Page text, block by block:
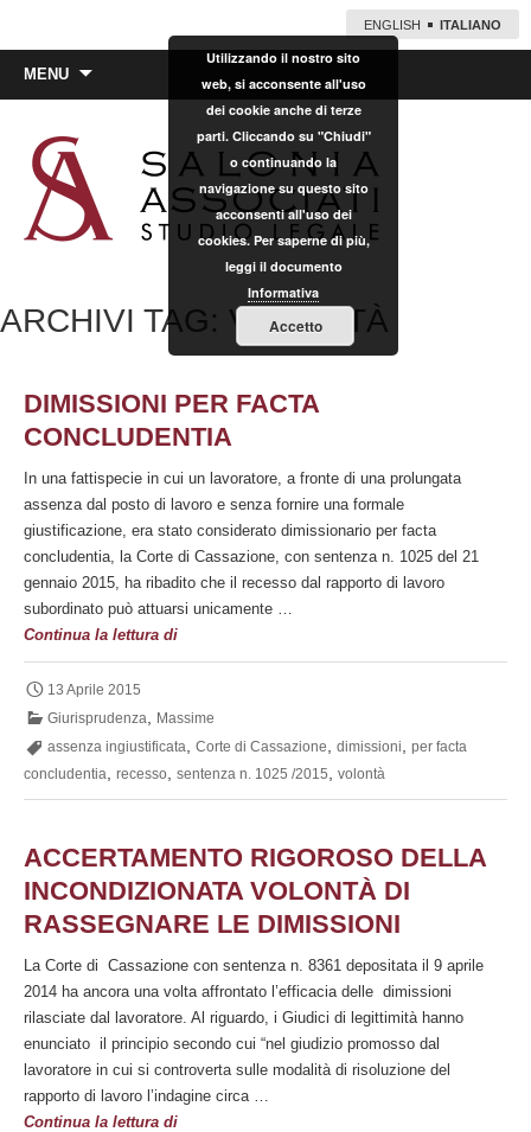
ENGLISH ITALIANO
MENU
ARCHIVI TAG: VOLONTÀ
DIMISSIONI PER FACTA
CONCLUDENTIA
In una fattispecie in cui un lavoratore, a fronte di una prolungata
assenza dal posto di lavoro e senza fornire una formale
giustificazione, era stato considerato dimissionario per facta
concludentia, la Corte di Cassazione, con sentenza n. 1025 del 21
gennaio 2015, ha ribadito che il recesso dal rapporto di lavoro
subordinato può attuarsi unicamente …
Continua la lettura diDimissioni
per
concludentia
13 Aprile 2015
Giurisprudenza
Massime
assenza ingiustificata Corte di Cassazione dimissioni
per facta
concludentia recesso sentenza n. 1025 /2015 volontà
ACCERTAMENTO RIGOROSO DELLA
INCONDIZIONATA VOLONTÀ DI
RASSEGNARE LE DIMISSIONI
La Corte di Cassazione con sentenza n. 8361 depositata il 9 aprile
2014 ha ancora una volta affrontato l’efficacia delle dimissioni
rilasciate dal lavoratore. Al riguardo, i Giudici di legittimità hanno
enunciato il principio secondo cui “nel giudizio promosso dal
lavoratore in cui si controverta sulle modalità di risoluzione del
rapporto di lavoro l’indagine circa …
Continua la lettura diAccertamento
Utilizzando il nostro sito
web, si acconsente all'uso
dei cookie anche di terze
parti. Cliccando su "Chiudi"
o continuando la
navigazione su questo sito
acconsenti all'uso dei
cookies. Per saperne di più,
leggi il documento
Informativa
Accetto